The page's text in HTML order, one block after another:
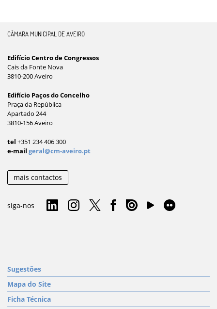
CÂMARA MUNICIPAL DE AVEIRO
Edifício Centro de Congressos
Cais da Fonte Nova
3810-200 Aveiro
Edifício Paços do Concelho
Praça da República
Apartado 244
3810-156 Aveiro
tel +351 234 406 300
e-mail geral@cm-aveiro.pt
mais contactos
siga-nos
Sugestões
Mapa do Site
Ficha Técnica